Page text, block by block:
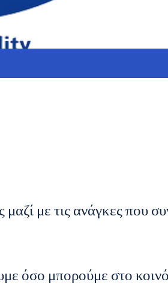
με τις ανάγκες που
όσο μπορούμε στο